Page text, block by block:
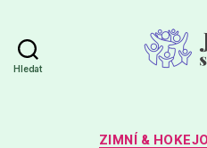
Hledat
ZIMNÍ &